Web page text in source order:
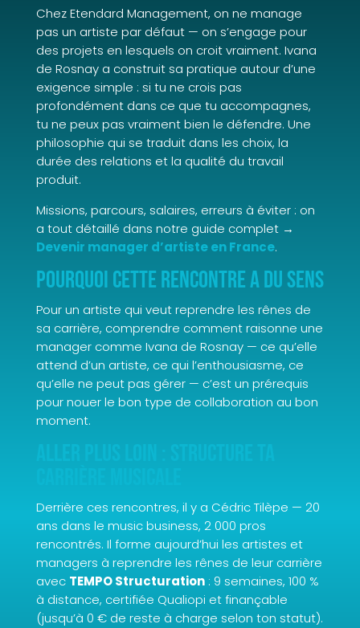
Chez Etendard Management, on ne manage
pas un artiste par défaut — on s’engage pour
des projets en lesquels on croit vraiment. Ivana
de Rosnay a construit sa pratique autour d’une
exigence simple : si tu ne crois pas
profondément dans ce que tu accompagnes,
tu ne peux pas vraiment bien le défendre. Une
philosophie qui se traduit dans les choix, la
durée des relations et la qualité du travail
produit.
Missions, parcours, salaires, erreurs à éviter : on
a tout détaillé dans notre guide complet →
Devenir manager d’artiste en France.
Pourquoi cette rencontre a du sens
Pour un artiste qui veut reprendre les rênes de
sa carrière, comprendre comment raisonne une
manager comme Ivana de Rosnay — ce qu’elle
attend d’un artiste, ce qui l’enthousiasme, ce
qu’elle ne peut pas gérer — c’est un prérequis
pour nouer le bon type de collaboration au bon
moment.
Derrière ces rencontres, il y a Cédric Tilèpe — 20
ans dans le music business, 2 000 pros
rencontrés. Il forme aujourd’hui les artistes et
managers à reprendre les rênes de leur carrière
avec TEMPO Structuration: 9 semaines, 100 %
à distance, certifiée Qualiopi et finançable
(jusqu’à 0 € de reste à charge selon ton statut).